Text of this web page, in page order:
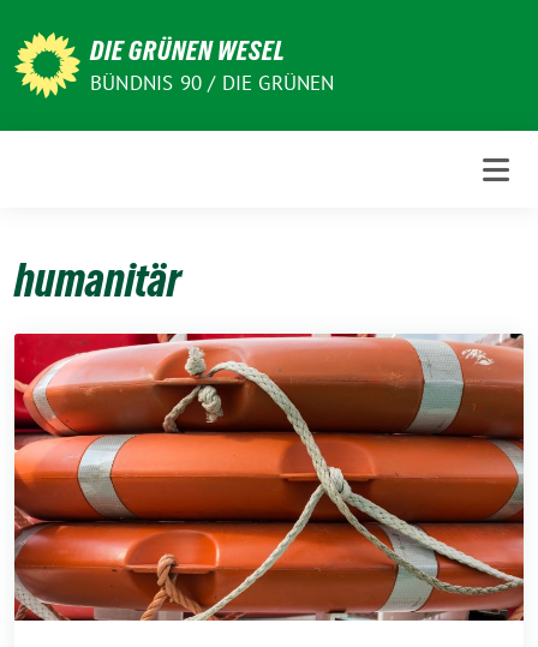
zum
Inhalt
DIE GRÜNEN WESEL
BÜNDNIS 90 / DIE GRÜNEN
humanitär